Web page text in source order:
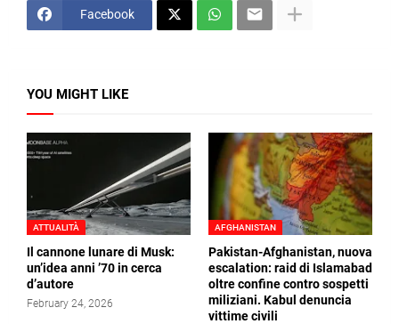
Facebook
YOU MIGHT LIKE
ATTUALITÀ
Il cannone lunare di Musk:
un’idea anni ’70 in cerca
d’autore
February 24, 2026
AFGHANISTAN
Pakistan-Afghanistan, nuova
escalation: raid di Islamabad
oltre confine contro sospetti
miliziani. Kabul denuncia
vittime civili